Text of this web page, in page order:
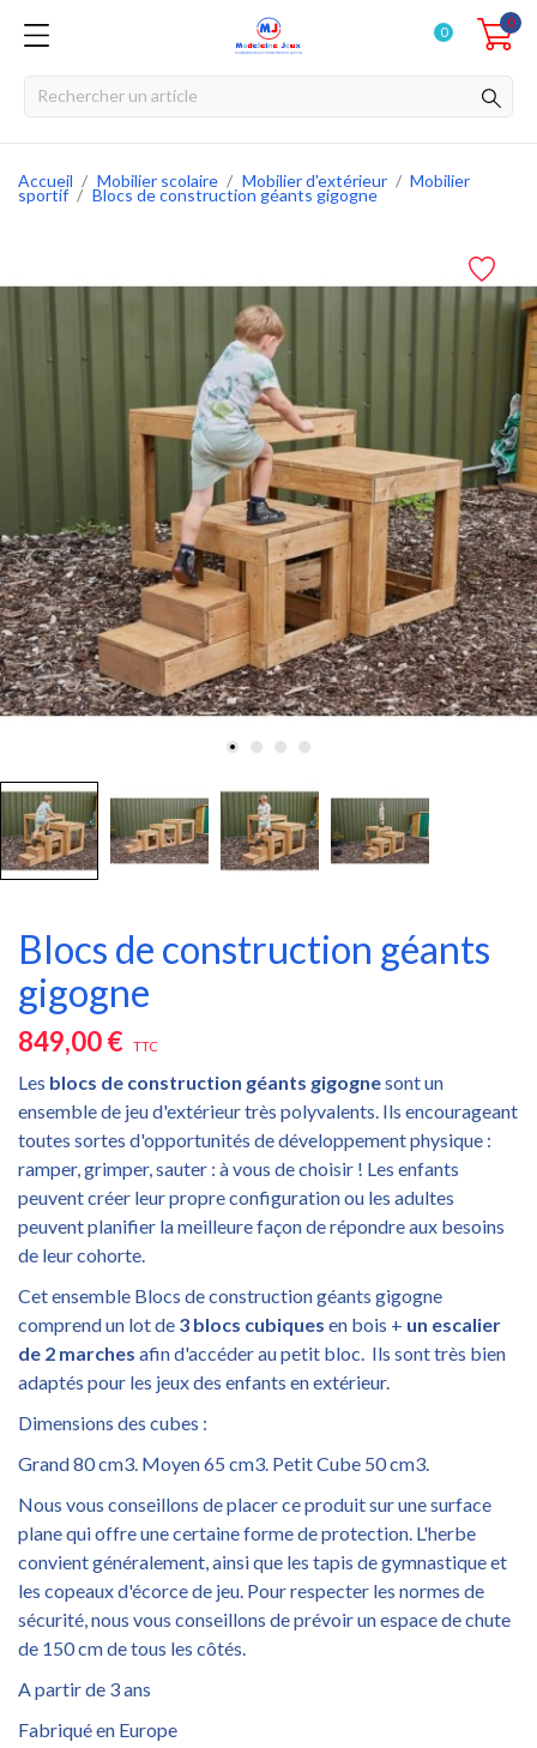
0
0
Accueil Mobilier scolaire Mobilier d'extérieur Mobilier
sportif Blocs de construction géants gigogne
Blocs de construction géants
gigogne
849,00 € TTC
Les blocs de construction géants gigognesont un
ensemble de jeu d'extérieur très polyvalents. Ils encourageant
toutes sortes d'opportunités de développement physique :
ramper, grimper, sauter : à vous de choisir ! Les enfants
peuvent créer leur propre configuration ou les adultes
peuvent planifier la meilleure façon de répondre aux besoins
de leur cohorte.
Cet ensemble Blocs de construction géants gigogne
comprend un lot de 3 blocs cubiques en bois + un escalier
de 2 marches afin d'accéder au petit bloc. Ils sont très bien
adaptés pour les jeux des enfants en extérieur.
Dimensions des cubes :
Grand 80 cm3. Moyen 65 cm3. Petit Cube 50 cm3.
Nous vous conseillons de placer ce produit sur une surface
plane qui offre une certaine forme de protection. L'herbe
convient généralement, ainsi que les tapis de gymnastique et
les copeaux d'écorce de jeu. Pour respecter les normes de
sécurité, nous vous conseillons de prévoir un espace de chute
de 150 cm de tous les côtés.
A partir de 3 ans
Fabriqué en Europe